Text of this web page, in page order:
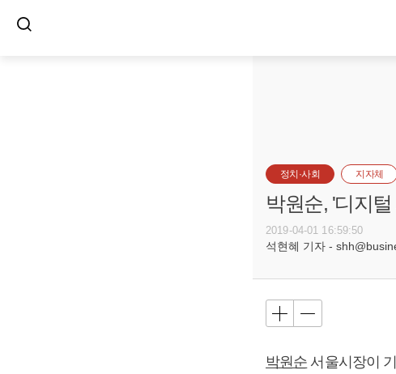
정치·사회 지자체
박원순, '디지
2019-04-01 16:59:50
석현혜 기자 -
박원순 서울시장이